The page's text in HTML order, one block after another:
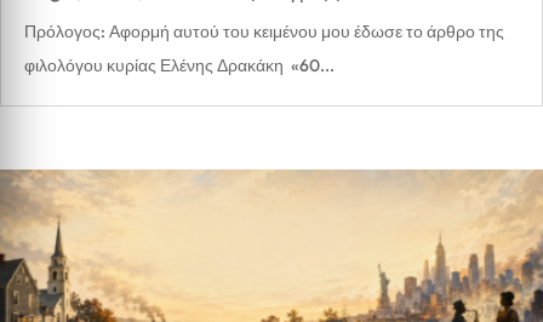
Πρόλογος: Αφορμή αυτού του κειμένου μου έδωσε το άρθρο της
φιλολόγου κυρίας Ελένης Δρακάκη «60...